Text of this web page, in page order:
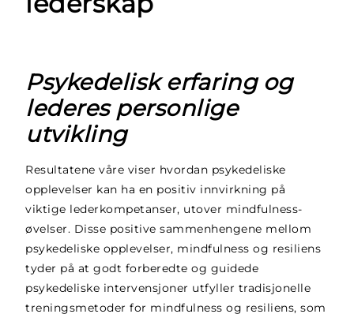
Psykedelisk erfaring og
lederes personlige
utvikling
Resultatene våre viser hvordan psykedeliske
opplevelser kan ha en positiv innvirkning på
viktige lederkompetanser, utover mindfulness-
øvelser. Disse positive sammenhengene mellom
psykedeliske opplevelser, mindfulness og resiliens
tyder på at godt forberedte og guidede
psykedeliske intervensjoner utfyller tradisjonelle
treningsmetoder for mindfulness og resiliens, som